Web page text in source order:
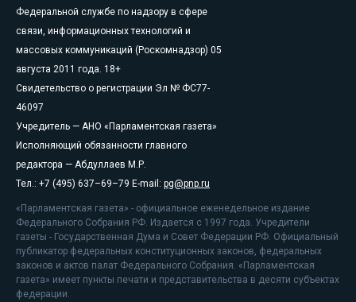
Федеральной службе по надзору в сфере
связи, информационных технологий и
массовых коммуникаций (Роскомнадзор) 05
августа 2011 года. 18+
Свидетельство о регистрации Эл № ФС77-
46097
Учредитель — АНО «Парламентская газета»
Исполняющий обязанности главного
редактора — Абдуллаев М.Р.
Тел.: +7 (495) 637–69–79 E-mail: pg@pnp.ru
«Парламентская газета» - официальное еженедельное издание
Федерального Собрания РФ. Издается с 1997 года. Учредители
газеты - Государственная Дума и Совет Федерации РФ. Официальный
публикатор федеральных конституционных законов, федеральных
законов и актов палат Федерального Собрания. «Парламентская
газета» имеет пункты печати и представительства в десяти субъектах
федерации.